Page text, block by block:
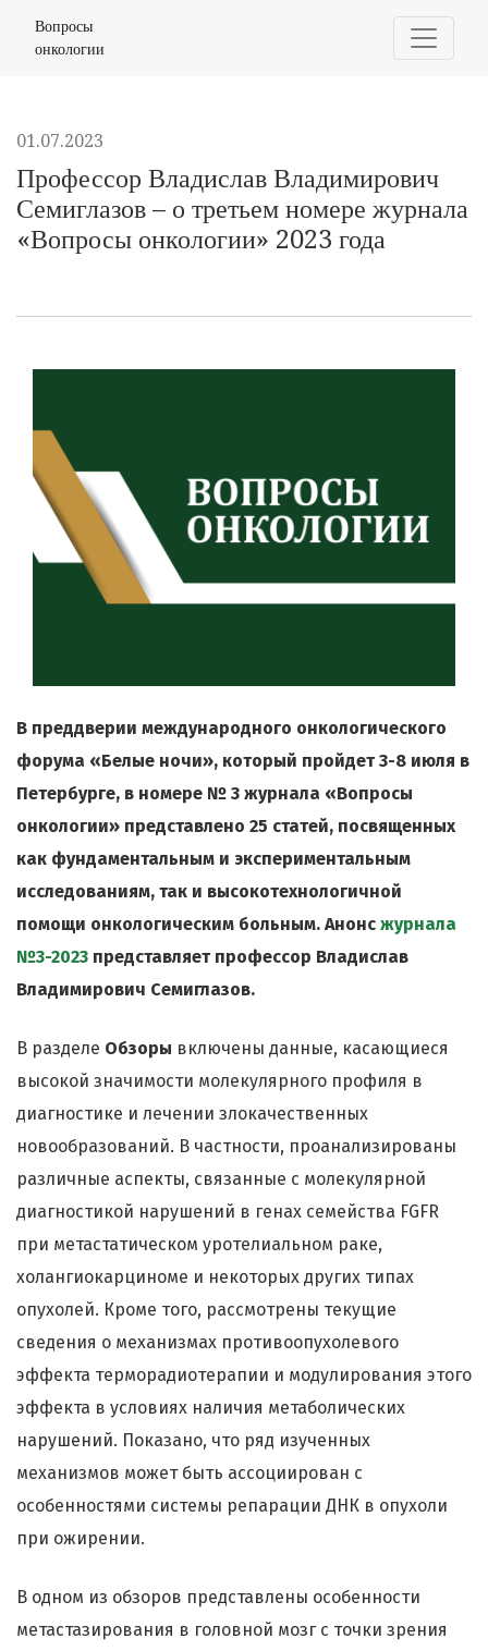
Профессор Владислав Владимирович Семиглазов – о
Вопросы
онкологии
01.07.2023
Профессор Владислав Владимирович
Семиглазов – о третьем номере журнала
«Вопросы онкологии» 2023 года
В преддверии международного онкологического
форума «Белые ночи», который пройдет 3-8 июля в
Петербурге, в номере № 3 журнала «Вопросы
онкологии» представлено 25 статей, посвященных
как фундаментальным и экспериментальным
исследованиям, так и высокотехнологичной
помощи онкологическим больным. Анонс журнала
№3-2023 представляет профессор Владислав
Владимирович Семиглазов.
В разделе Обзоры включены данные, касающиеся
высокой значимости молекулярного профиля в
диагностике и лечении злокачественных
новообразований. В частности, проанализированы
различные аспекты, связанные с молекулярной
диагностикой нарушений в генах семейства FGFR
при метастатическом уротелиальном раке,
холангиокарциноме и некоторых других типах
опухолей. Кроме того, рассмотрены текущие
сведения о механизмах противоопухолевого
эффекта терморадиотерапии и модулирования этого
эффекта в условиях наличия метаболических
нарушений. Показано, что ряд изученных
механизмов может быть ассоциирован с
особенностями системы репарации ДНК в опухоли
при ожирении.
В одном из обзоров представлены особенности
метастазирования в головной мозг с точки зрения